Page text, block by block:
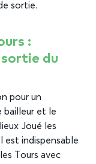
sortie.
:
du
pour un
bailleur et le
Joué les
est indispensable
Tours avec